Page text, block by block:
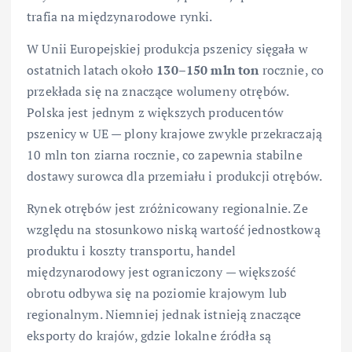
trafia na międzynarodowe rynki.
W Unii Europejskiej produkcja pszenicy sięgała w
ostatnich latach około 130–150 mln ton rocznie, co
przekłada się na znaczące wolumeny otrębów.
Polska jest jednym z większych producentów
pszenicy w UE — plony krajowe zwykle przekraczają
10 mln ton ziarna rocznie, co zapewnia stabilne
dostawy surowca dla przemiału i produkcji otrębów.
Rynek otrębów jest zróżnicowany regionalnie. Ze
względu na stosunkowo niską wartość jednostkową
produktu i koszty transportu, handel
międzynarodowy jest ograniczony — większość
obrotu odbywa się na poziomie krajowym lub
regionalnym. Niemniej jednak istnieją znaczące
eksporty do krajów, gdzie lokalne źródła są